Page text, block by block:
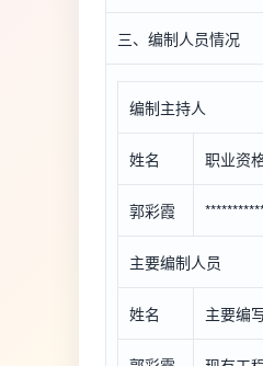
三、编制人员情况
编制主持人
姓名 职业资
郭彩霞
主要编制人员
姓名 主要编